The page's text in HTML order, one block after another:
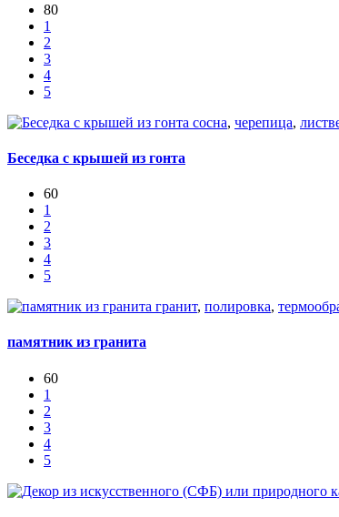
80
1
2
3
4
5
сосна, черепица,
Беседка с крышей из гонта
60
1
2
3
4
5
гранит, полировка,
памятник из гранита
60
1
2
3
4
5